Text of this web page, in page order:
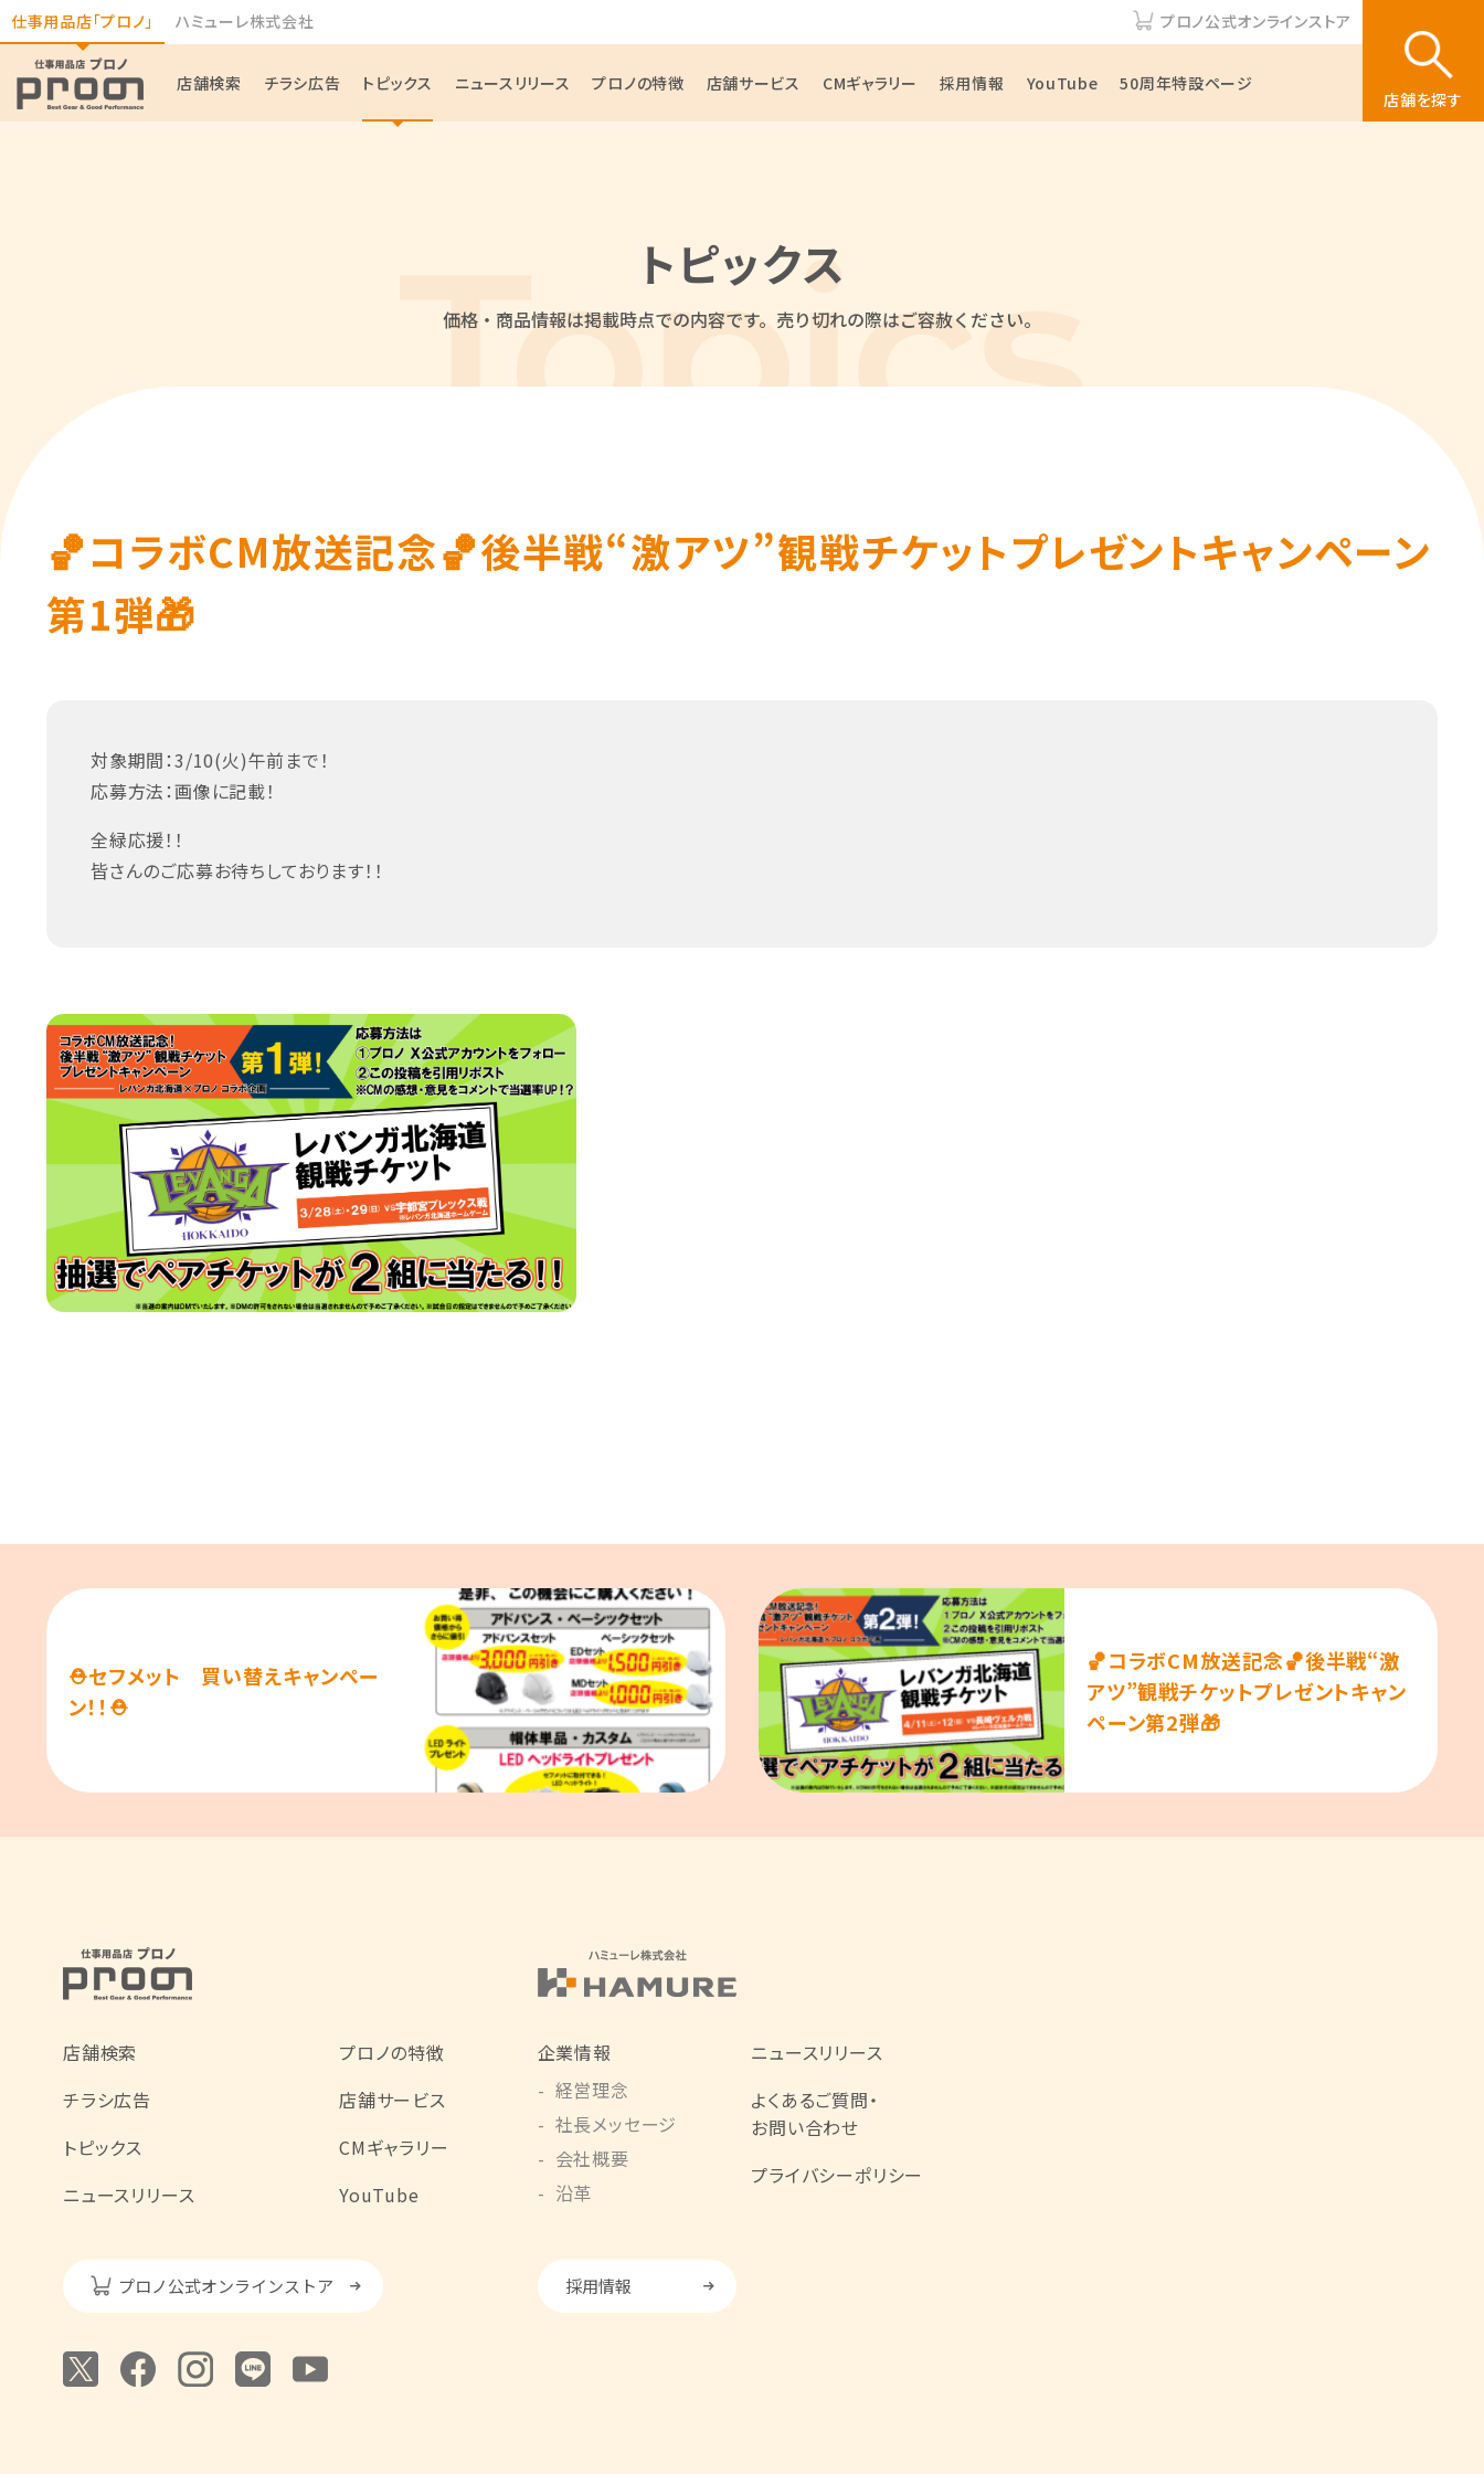
仕事用品店「プロノ」 ハミューレ株式会社 プロノ公式オンラインストア
店舗検索 チラシ広告 トピックス ニュースリリース プロノの特徴 店舗サービス CMギャラリー 採用情報 YouTube 50周年特設ページ
店舗を探す
トピックス
価格・商品情報は掲載時点での内容です。 売り切れの際はご容赦ください。
🏀コラボCM放送記念🏀後半戦“激アツ”観戦チケットプレゼントキャンペーン
第1弾🎁
対象期間：3/10(火)午前まで！
応募方法：画像に記載！
全緑応援！！
皆さんのご応募お待ちしております！！
⛑セフメット 買い替えキャンペー
ン！！⛑
🏀コラボCM放送記念🏀後半戦“激
アツ”観戦チケットプレゼントキャン
ペーン第2弾🎁
店舗検索
チラシ広告
トピックス
ニュースリリース
プロノの特徴
店舗サービス
CMギャラリー
YouTube
プロノ公式オンラインストア
企業情報
経営理念
社長メッセージ
会社概要
沿革
ニュースリリース
よくあるご質問・
お問い合わせ
プライバシーポリシー
採用情報